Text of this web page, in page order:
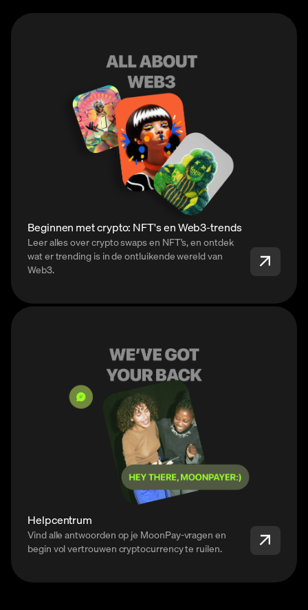
Beginnen met crypto: NFT's en Web3-trends
Leer alles over crypto swaps en NFT's, en ontdek
wat er trending is in de ontluikende wereld van
Web3.
Helpcentrum
Vind alle antwoorden op je MoonPay-vragen en
begin vol vertrouwen cryptocurrency te ruilen.